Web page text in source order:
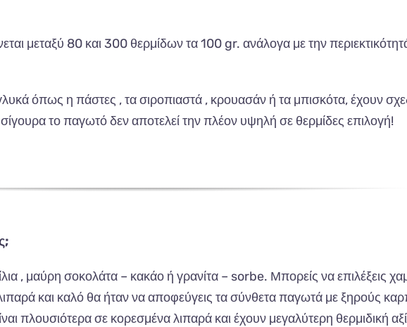
μεταξύ 80 και 300 θερμίδων τα 100 gr. ανάλογα με την
όπως η πάστες , τα σιροπιαστά , κρουασάν ή τα μπισκότα, έχουν
το παγωτό δεν αποτελεί την πλέον υψηλή σε θερμίδες επιλογή!
, μαύρη σοκολάτα – κακάο ή γρανίτα – sorbe. Μπορείς να επιλέξεις
και καλό θα ήταν να αποφεύγεις τα σύνθετα παγωτά με ξηρούς
πλουσιότερα σε κορεσμένα λιπαρά και έχουν μεγαλύτερη θερμιδική